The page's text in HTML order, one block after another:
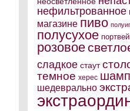
нефильтрованное
магазине пиво
полусухое
розовое
сладкое стаут
темное херес
шедеврально